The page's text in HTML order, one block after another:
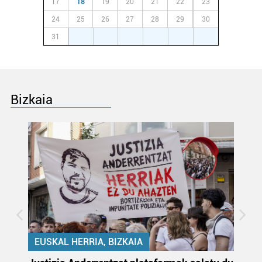
24 25 26 27 28 29 30
31
Bizkaia
EUSKAL HERRIA, BIZKAIA